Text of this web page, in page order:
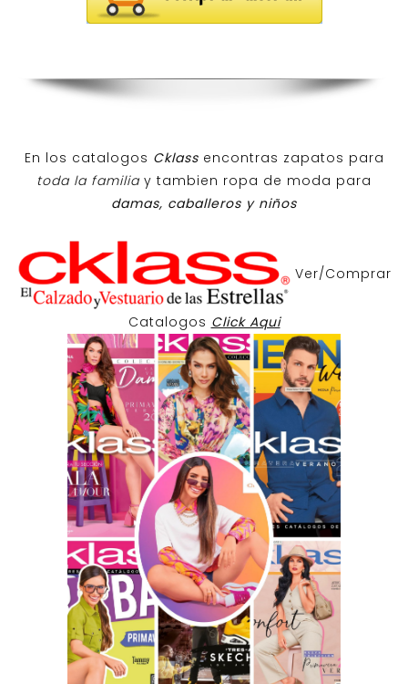
En los catalogos Cklass encontras zapatos para
toda la familiay tambien ropa de moda para
damas, caballeros y niños
Ver/Comprar
Catalogos Click Aqui